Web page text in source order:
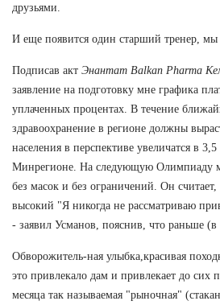
друзьями.
И еще появится один старший тренер, мы
Подписав акт Энантат Balkan Pharma
заявление на подготовку мне графика
уплаченных процентах. В течение
здравоохранение в регионе должны
населения в перспективе увеличатся в
Минрегионе. На следующую Олимпиаду
без масок и без ограничений. Он
высокий "Я никогда не рассматриваю
- заявил Усманов, пояснив, что раньше (в
Обворожитель-ная улыбка,красивая
это привлекало дам и привлекает до сих
месяца так называемая "рыночная"